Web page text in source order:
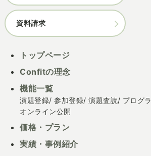
資料請求
トップページ
Confitの理念
機能一覧
演題登録 参加登録 演題査読
プログ
オンライン公開
価格・プラン
実績・事例紹介